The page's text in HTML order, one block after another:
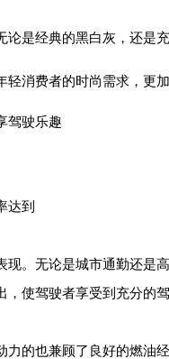
论是经典的黑白灰，还是
轻消费者的时尚需求，更
驾驶乐趣
达到
现。无论是城市通勤还是
，使驾驶者享受到充分的
力的也兼顾了良好的燃油